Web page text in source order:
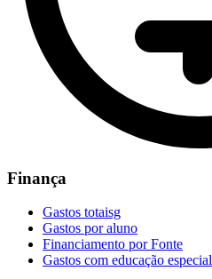
Finança
Gastos totaisg
Gastos por aluno
Financiamento por Fonte
Gastos com educação especial